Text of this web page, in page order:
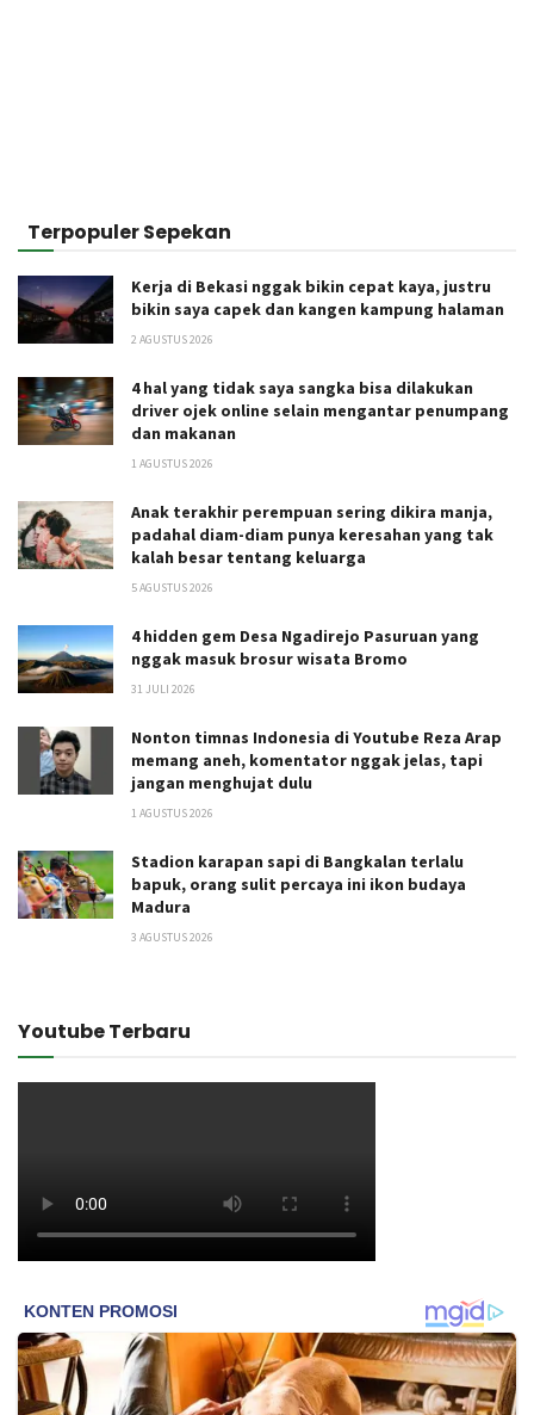
Terpopuler Sepekan
Kerja di Bekasi nggak bikin cepat kaya, justru
bikin saya capek dan kangen kampung halaman
2 AGUSTUS 2026
4 hal yang tidak saya sangka bisa dilakukan
driver ojek online selain mengantar penumpang
dan makanan
1 AGUSTUS 2026
Anak terakhir perempuan sering dikira manja,
padahal diam-diam punya keresahan yang tak
kalah besar tentang keluarga
5 AGUSTUS 2026
4 hidden gem Desa Ngadirejo Pasuruan yang
nggak masuk brosur wisata Bromo
31 JULI 2026
Nonton timnas Indonesia di Youtube Reza Arap
memang aneh, komentator nggak jelas, tapi
jangan menghujat dulu
1 AGUSTUS 2026
Stadion karapan sapi di Bangkalan terlalu
bapuk, orang sulit percaya ini ikon budaya
Madura
3 AGUSTUS 2026
Youtube Terbaru